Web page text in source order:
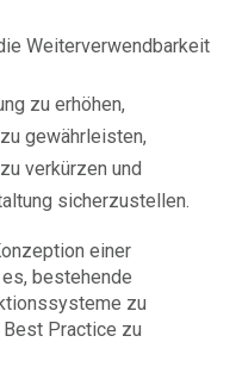
Weiterverwendbarkeit
zu erhöhen,
gewährleisten,
verkürzen und
sicherzustellen.
einer
bestehende
zu
Practice zu